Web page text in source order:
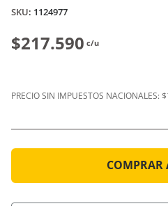
: 1124977
$217.590 c/u
PRECIO SIN IMPUESTOS NACIONALES:
COMPRAR